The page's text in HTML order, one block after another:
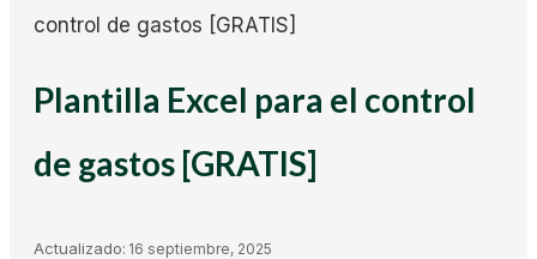
control de gastos [GRATIS]
Plantilla Excel para el control
de gastos [GRATIS]
Actualizado: 16 septiembre, 2025